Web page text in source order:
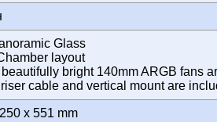
Glass
layout
bright 140mm ARGB fans
cable and vertical mount are
x 551 mm